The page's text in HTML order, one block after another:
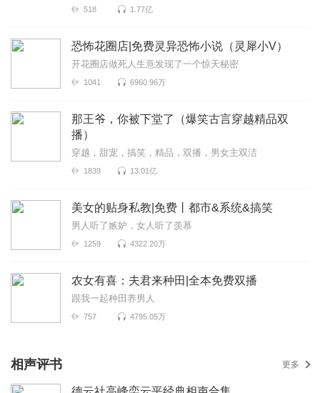
518 1.77亿
恐怖花圈店|免费灵异恐怖小说（灵犀小V）
开花圈店做死人生意发现了一个惊天秘密
1041 6960.96万
那王爷，你被下堂了（爆笑古言穿越精品双
播）
穿越，甜宠，搞笑，精品，双播，男女主双洁
1839 13.01亿
美女的贴身私教|免费丨都市&系统&搞笑
男人听了嫉妒，女人听了羡慕
1259 4322.20万
农女有喜：夫君来种田|全本免费双播
跟我一起种田养男人
757 4795.05万
相声评书 更多